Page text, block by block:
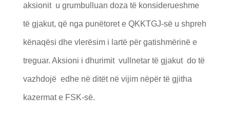
aksionit u grumbulluan doza të konsiderueshme
të gjakut, që nga punëtoret e QKKTGJ-së u shpreh
kënaqësi dhe vlerësim i lartë për gatishmërinë e
treguar. Aksioni i dhurimit vullnetar të gjakut do të
vazhdojë edhe në ditët në vijim nëpër të gjitha
kazermat e FSK-së.